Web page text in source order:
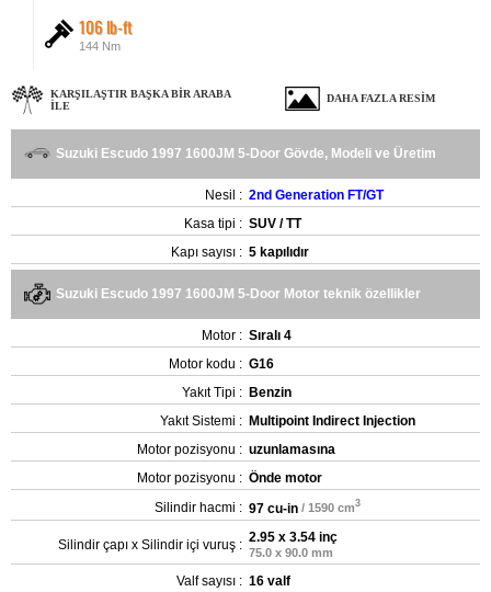
106 lb-ft
144 Nm
KARŞILAŞTIR BAŞKA BIR ARABA
ILE
DAHA FAZLA RESIM
Suzuki Escudo 1997 1600JM 5-Door Gövde, Modeli ve Üretim
Nesil : 2nd Generation FT/GT
Kasa tipi : SUV / TT
Kapı sayısı : 5 kapılıdır
Suzuki Escudo 1997 1600JM 5-Door Motor teknik özellikler
Motor : Sıralı 4
Motor kodu : G16
Yakıt Tipi : Benzin
Yakıt Sistemi : Multipoint Indirect Injection
Motor pozisyonu : uzunlamasına
Motor pozisyonu : Önde motor
Silindir hacmi : 97 cu-in / 1590 cm3
Silindir çapı x Silindir içi vuruş : 2.95 x 3.54 inç
75.0 x 90.0 mm
Valf sayısı : 16 valf